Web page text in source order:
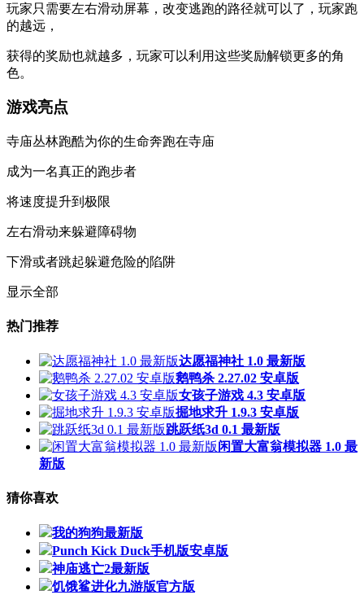
玩家只需要左右滑动屏幕，改变逃跑的路径就可以了，玩家跑
的越远，
获得的奖励也就越多，玩家可以利用这些奖励解锁更多的角
色。
游戏亮点
寺庙丛林跑酷为你的生命奔跑在寺庙
成为一名真正的跑步者
将速度提升到极限
左右滑动来躲避障碍物
下滑或者跳起躲避危险的陷阱
显示全部
热门推荐
达愿福神社 1.0 最新版
鹅鸭杀 2.27.02 安卓版
女孩子游戏 4.3 安卓版
掘地求升 1.9.3 安卓版
跳跃纸3d 0.1 最新版
闲置大富翁模拟器 1.0 最
新版
猜你喜欢
我的狗狗最新版
Punch Kick Duck手机版安卓版
神庙逃亡2最新版
饥饿鲨进化九游版官方版